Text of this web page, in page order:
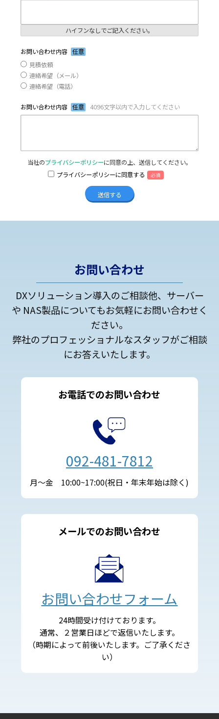
ハイフンなしでご記入ください。
お問い合わせ内容 任意
見積依頼
連絡希望（メール）
連絡希望（電話）
お問い合わせ内容 任意 4096文字以内で入力してください
当社のプライバシーポリシーに同意の上、送信してください。
プライバシーポリシーに同意する
必須
お問い合わせ
DXソリューション導入のご相談他、サーバー
や NAS製品についてもお気軽にお問い合わせく
ださい。
弊社のプロフェッショナルなスタッフがご相談
にお答えいたします。
お電話でのお問い合わせ
092-481-7812
月～金 10:00~17:00(祝日・年末年始は除く)
メールでのお問い合わせ
お問い合わせフォーム
24時間受け付けております。
通常、２営業日ほどで返信いたします。
（時期によって前後いたします。ご了承くださ
い）